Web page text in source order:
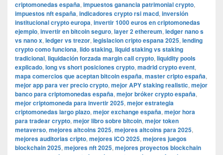
criptomonedas españa, impuestos ganancia patrimonial crypto,
impuestos nft españa, indicadores crypto rsi macd, inversión
institucional crypto europa, invertir 1000 euros en criptomonedas
ejemplo, invertir en bitcoin seguro, layer 2 ethereum, ledger nano s
vs nano x, ledger vs trezor, legislacion cripto espana 2025, lending
crypto como funciona, lido staking, liquid staking vs staking
tradicional, liquidación forzada margin call crypto, liquidity pools
explicado, long vs short posiciones crypto, madrid crypto event,
mapa comercios que aceptan bitcoin españa, master cripto españa,
mejor app para ver precio crypto, mejor APY staking realistic, mejor
banco para criptomonedas españa, mejor bróker crypto españa,
mejor criptomoneda para invertir 2025, mejor estrategia
criptomonedas largo plazo, mejor exchange españa, mejor hora
para tradear crypto, mejor libro sobre bitcoin, mejor token
metaverso, mejores altcoins 2025, mejores altcoins para 2025,
mejores auditorias cripto, mejores ICO 2025, mejores juegos
blockchain 2025, mejores nft 2025, mejores proyectos blockchain